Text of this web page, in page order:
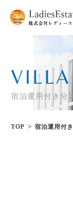
宿泊運用付き分
TOP 宿泊運用付